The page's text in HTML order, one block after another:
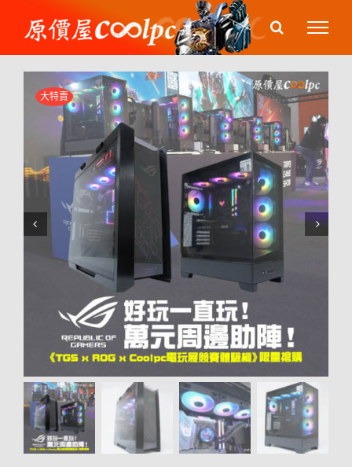
content
大特賣
 